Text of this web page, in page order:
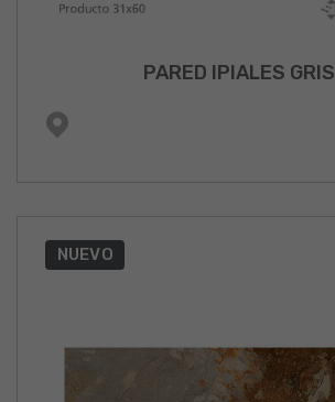
PARED IPIALES GRIS
NUEVO